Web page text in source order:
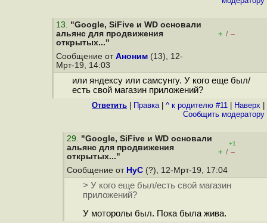
13. "Google, SiFive и WD основали
альянс для продвижения
открытых..."
+ / –
Сообщение от Аноним (13), 12-
Мрт-19, 14:03
или яндексу или самсунгу. У кого еще был/
есть свой магазин приложений?
Ответить Правка| ^ к родителю #11 Наверх
Cообщить модератору
29. "Google, SiFive и WD основали
альянс для продвижения
открытых..."
+1
+ / –
Сообщение от HyC (?), 12-Мрт-19, 17:04
> У кого еще был/есть свой магазин
приложений?
У моторолы был. Пока была жива.